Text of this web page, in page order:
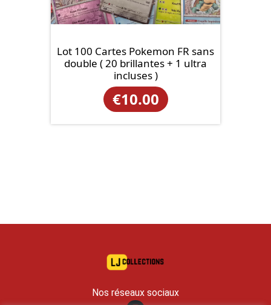
Lot 100 Cartes Pokemon FR sans
double ( 20 brillantes + 1 ultra
incluses )
€10.00
Nos réseaux sociaux